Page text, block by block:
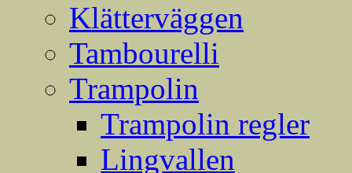
Klätterväggen
Tambourelli
Trampolin
Trampolin regler
Lingvallen